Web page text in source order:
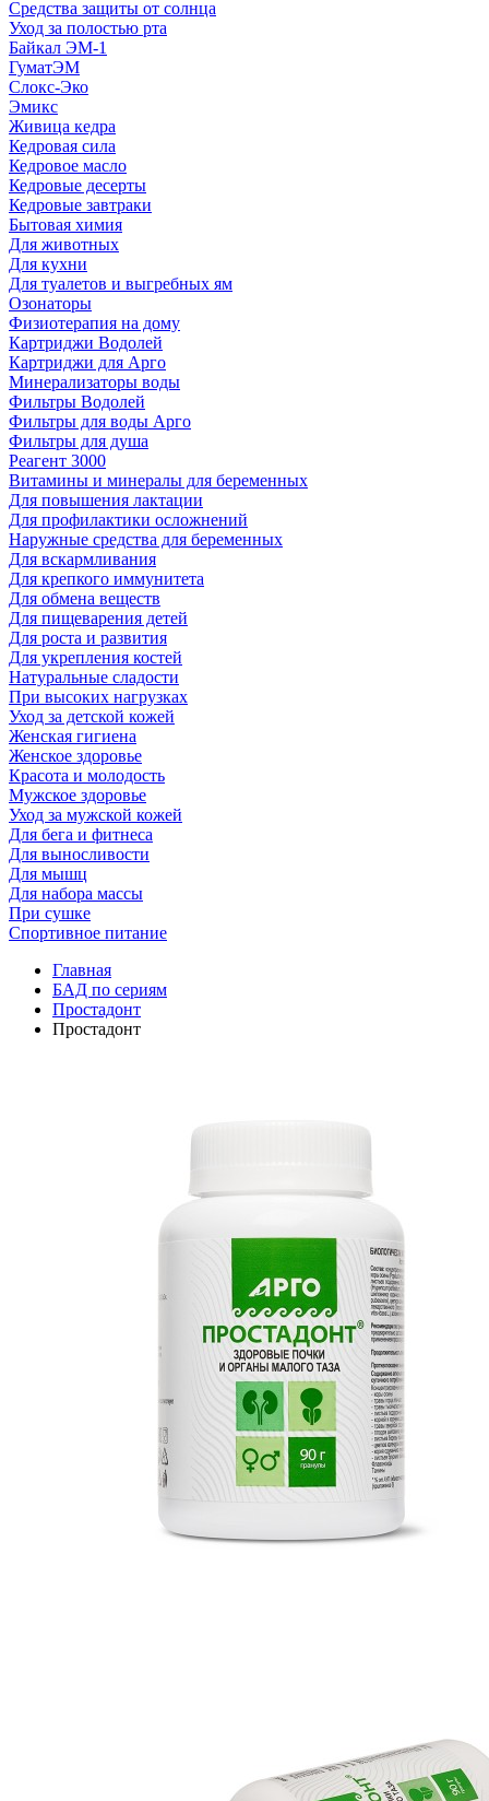
Средства защиты от солнца
Уход за полостью рта
Байкал ЭМ-1
ГуматЭМ
Слокс-Эко
Эмикс
Живица кедра
Кедровая сила
Кедровое масло
Кедровые десерты
Кедровые завтраки
Бытовая химия
Для животных
Для кухни
Для туалетов и выгребных ям
Озонаторы
Физиотерапия на дому
Картриджи Водолей
Картриджи для Арго
Минерализаторы воды
Фильтры Водолей
Фильтры для воды Арго
Фильтры для душа
Реагент 3000
Витамины и минералы для беременных
Для повышения лактации
Для профилактики осложнений
Наружные средства для беременных
Для вскармливания
Для крепкого иммунитета
Для обмена веществ
Для пищеварения детей
Для роста и развития
Для укрепления костей
Натуральные сладости
При высоких нагрузках
Уход за детской кожей
Женская гигиена
Женское здоровье
Красота и молодость
Мужское здоровье
Уход за мужской кожей
Для бега и фитнеса
Для выносливости
Для мышц
Для набора массы
При сушке
Спортивное питание
Главная
БАД по сериям
Простадонт
Простадонт